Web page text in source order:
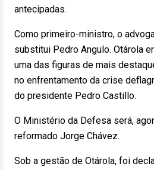
antecipadas.
Como primeiro-ministro, o
substitui Pedro Angulo. Otárola
uma das figuras de mais
no enfrentamento da crise
do presidente Pedro Castillo.
O Ministério da Defesa será,
reformado Jorge Chávez.
Sob a gestão de Otárola, foi